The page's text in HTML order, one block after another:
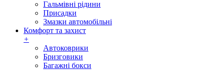
Гальмівні рідини
Присадки
Змазки автомобільні
Комфорт та захист
+
Автоковрики
Бризговики
Багажні бокси